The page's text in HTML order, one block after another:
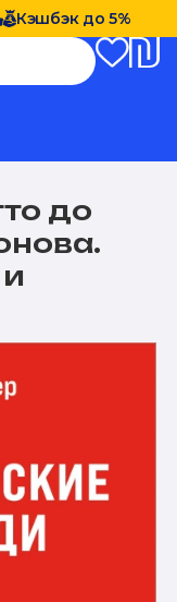
Кэшбэк до 5%
до